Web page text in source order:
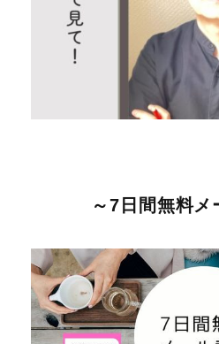
～7日間無料メ